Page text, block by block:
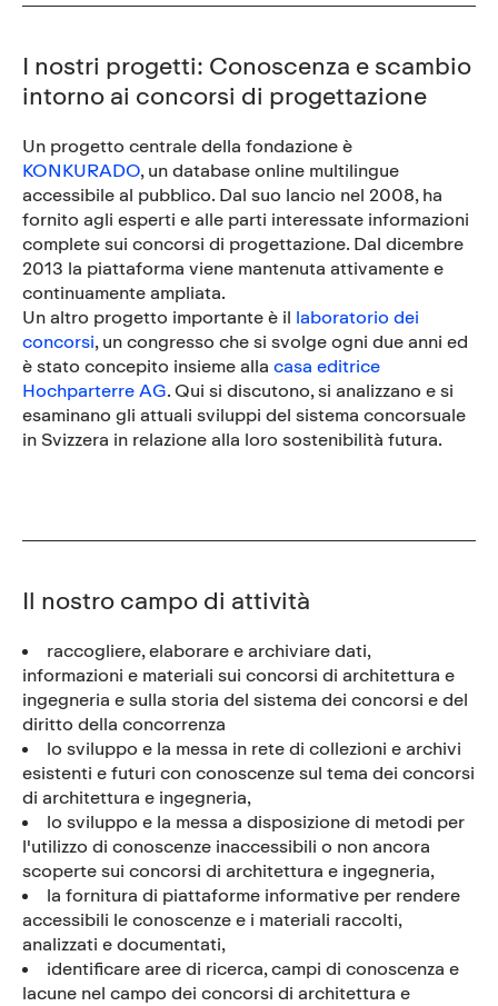
I nostri progetti: Conoscenza e scambio
intorno ai concorsi di progettazione
Un progetto centrale della fondazione è
KONKURADO, un database online multilingue
accessibile al pubblico. Dal suo lancio nel 2008, ha
fornito agli esperti e alle parti interessate informazioni
complete sui concorsi di progettazione. Dal dicembre
2013 la piattaforma viene mantenuta attivamente e
continuamente ampliata.
Un altro progetto importante è il laboratorio dei
concorsi, un congresso che si svolge ogni due anni ed
è stato concepito insieme alla casa editrice
Hochparterre AG. Qui si discutono, si analizzano e si
esaminano gli attuali sviluppi del sistema concorsuale
in Svizzera in relazione alla loro sostenibilità futura.
Il nostro campo di attività
raccogliere, elaborare e archiviare dati,
informazioni e materiali sui concorsi di architettura e
ingegneria e sulla storia del sistema dei concorsi e del
diritto della concorrenza
lo sviluppo e la messa in rete di collezioni e archivi
esistenti e futuri con conoscenze sul tema dei concorsi
di architettura e ingegneria,
lo sviluppo e la messa a disposizione di metodi per
l'utilizzo di conoscenze inaccessibili o non ancora
scoperte sui concorsi di architettura e ingegneria,
la fornitura di piattaforme informative per rendere
accessibili le conoscenze e i materiali raccolti,
analizzati e documentati,
identificare aree di ricerca, campi di conoscenza e
lacune nel campo dei concorsi di architettura e